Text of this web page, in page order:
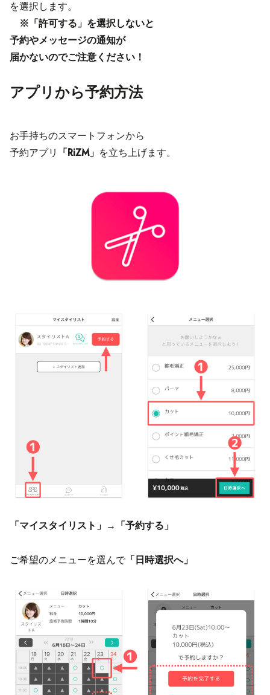
を選択します。
※「許可する」を選択しないと
予約やメッセージの通知が
届かないのでご注意ください！
アプリから予約方法
お手持ちのスマートフォンから
予約アプリ 「RiZM」 を立ち上げます。
「マイスタイリスト」 → 「予約する」
ご希望のメニューを選んで「日時選択へ」